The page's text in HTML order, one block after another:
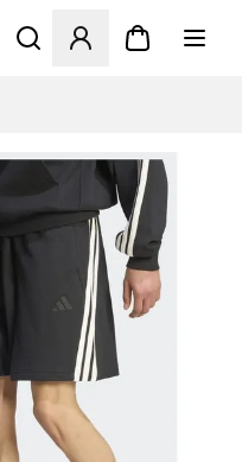
Åbner en Modal til at